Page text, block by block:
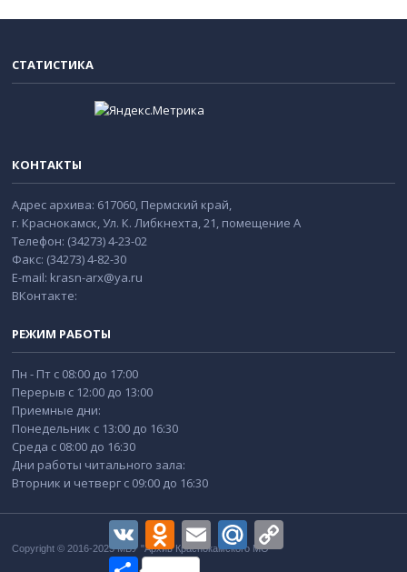
СТАТИСТИКА
КОНТАКТЫ
Адрес архива: 617060, Пермский край,
г. Краснокамск, Ул. К. Либкнехта, 21, помещение А
Телефон: (34273) 4-23-02
Факс: (34273) 4-82-30
E-mail: krasn-arx@ya.ru
ВКонтакте:
РЕЖИМ РАБОТЫ
Пн - Пт с 08:00 до 17:00
Перерыв с 12:00 до 13:00
Приемные дни:
Понедельник с 13:00 до 16:30
Среда с 08:00 до 16:30
Дни работы читального зала:
Вторник и четверг с 09:00 до 16:30
Copyright © 2016-2025 МБУ "Архив Краснокамского МО"
Odnoklassniki
Email Mail.Ru